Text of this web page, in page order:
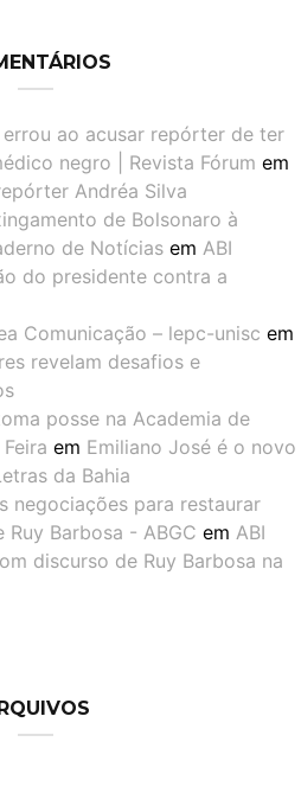
ao acusar repórter de ter
negro | Revista Fórum em
Andréa Silva
de Bolsonaro à
de Notícias em ABI
do presidente contra a
Comunicação – lepc-unisc em
revelam desafios e
posse na Academia de
em Emiliano José é o novo
da Bahia
negociações para restaurar
Barbosa - ABGC em ABI
discurso de Ruy Barbosa na